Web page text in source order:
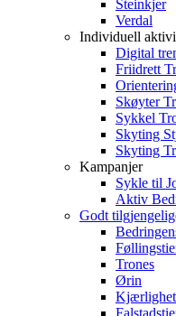
Steinkjer
Verdal
Individuell
Digital
Friidrett
Skøyter
Sykkel
Skyting
Skyting
Kampanjer
Sykle til
Aktiv
Godt
Trones
Ørin